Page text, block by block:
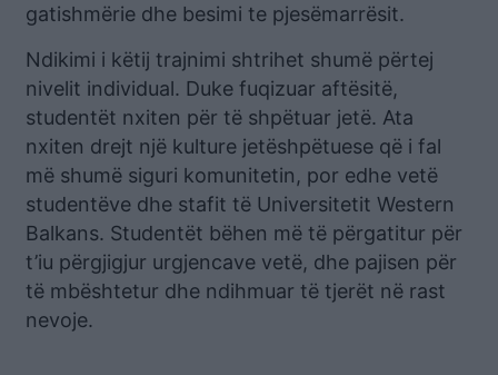
gatishmërie dhe besimi te pjesëmarrësit.
Ndikimi i këtij trajnimi shtrihet shumë përtej
nivelit individual. Duke fuqizuar aftësitë,
studentët nxiten për të shpëtuar jetë. Ata
nxiten drejt një kulture jetëshpëtuese që i fal
më shumë siguri komunitetin, por edhe vetë
studentëve dhe stafit të Universitetit Western
Balkans. Studentët bëhen më të përgatitur për
t’iu përgjigjur urgjencave vetë, dhe pajisen për
të mbështetur dhe ndihmuar të tjerët në rast
nevoje.